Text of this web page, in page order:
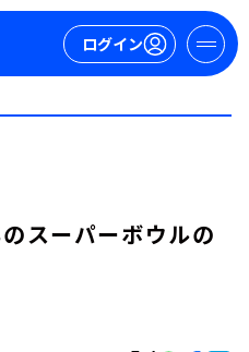
ログイン
スーパーボウルの